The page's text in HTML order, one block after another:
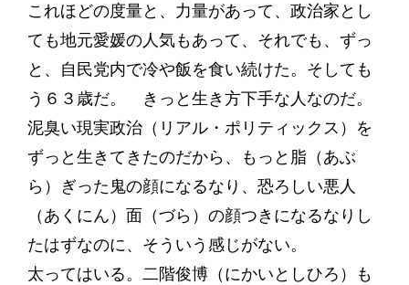
これほどの度量と、力量があって、政治家とし
ても地元愛媛の人気もあって、それでも、ずっ
と、自民党内で冷や飯を食い続けた。そしても
う６３歳だ。 きっと生き方下手な人なのだ。
泥臭い現実政治（リアル・ポリティックス）を
ずっと生きてきたのだから、もっと脂（あぶ
ら）ぎった鬼の顔になるなり、恐ろしい悪人
（あくにん）面（づら）の顔つきになるなりし
たはずなのに、そういう感じがない。
太ってはいる。二階俊博（にかいとしひろ）も